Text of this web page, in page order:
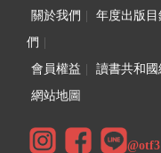
關於我們 年度出版目
們
會員權益
讀書共和
網站地圖